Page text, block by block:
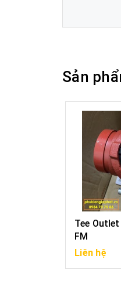
Sản
Tee
FM
Liên hệ